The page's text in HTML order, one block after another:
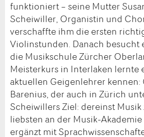
funktioniert – seine Mutter
Scheiwiller, Organistin und
verschaffte ihm die ersten
Violinstunden. Danach besucht
die Musikschule Zürcher
Meisterkurs in Interlaken lernte
aktuellen Geigenlehrer kennen:
Barenius, der auch in Zürich
Scheiwillers Ziel: dereinst
liebsten an der Musik-
ergänzt mit